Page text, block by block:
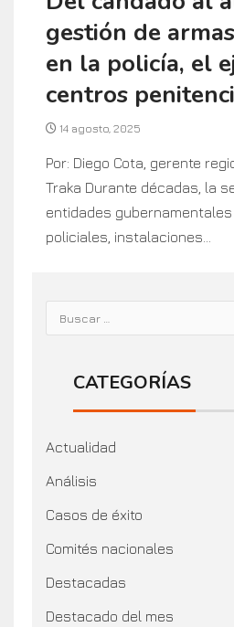
gestión de
en la policía, el
centros
14 agosto, 2025
Por: Diego Cota, gerente
Traka Durante décadas, la
entidades
policiales, instalaciones...
CATEGORÍAS
Actualidad
Análisis
Casos de éxito
Comités nacionales
Destacadas
Destacado del mes